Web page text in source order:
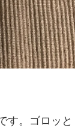
す。ゴロッと